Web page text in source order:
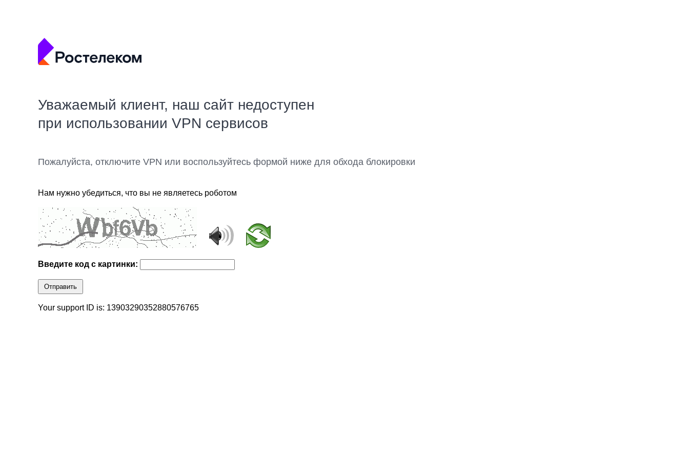
Уважаемый клиент, наш сайт недоступен
при использовании VPN сервисов
Пожалуйста, отключите VPN или воспользуйтесь формой ниже для обхода блокировки
Нам нужно убедиться, что вы не являетесь роботом
Введите код с картинки:
Отправить
Your support ID is: 13903290352880576765